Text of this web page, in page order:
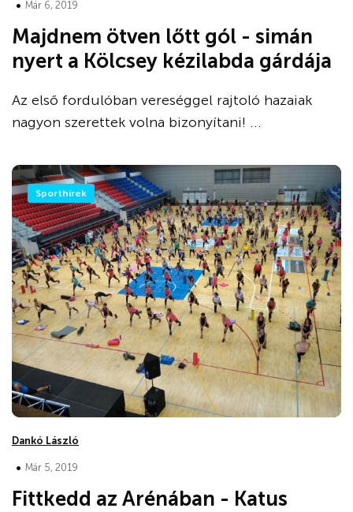
• Már 6, 2019
Majdnem ötven lőtt gól - simán
nyert a Kölcsey kézilabda gárdája
Az első fordulóban vereséggel rajtoló hazaiak
nagyon szerettek volna bizonyítani! ...
Sporthírek
Dankó László
• Már 5, 2019
Fittkedd az Arénában - Katus